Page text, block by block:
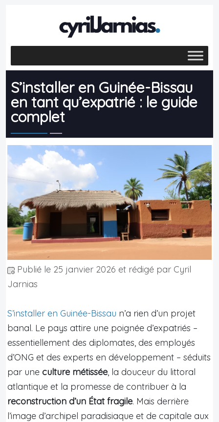
S’installer en Guinée-Bissau
en tant qu’expatrié : le guide
complet
Publié le 25 janvier 2026 et rédigé par Cyril
Jarnias
S’installer en Guinée-Bissau n’a rien d’un projet
banal. Le pays attire une poignée d’expatriés –
essentiellement des diplomates, des employés
d’ONG et des experts en développement – séduits
par une culture métissée, la douceur du littoral
atlantique et la promesse de contribuer à la
reconstruction d’un État fragile. Mais derrière
l’image d’archipel paradisiaque et de capitale aux